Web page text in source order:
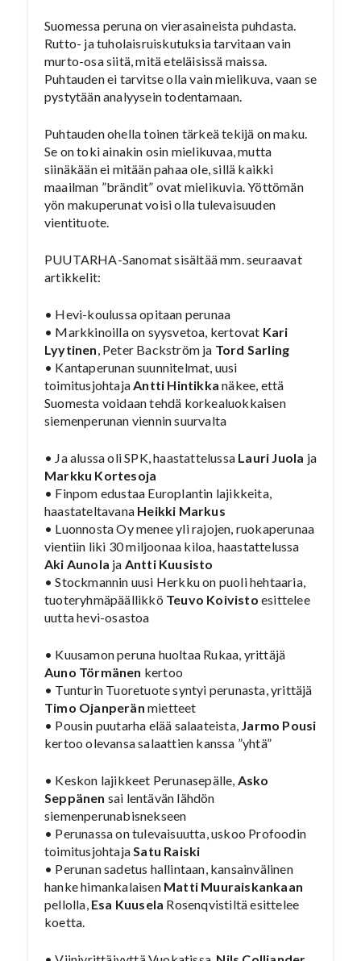
Suomessa peruna on vierasaineista puhdasta.
Rutto- ja tuholaisruiskutuksia tarvitaan vain
murto-osa siitä, mitä eteläisissä maissa.
Puhtauden ei tarvitse olla vain mielikuva, vaan se
pystytään analyysein todentamaan.
Puhtauden ohella toinen tärkeä tekijä on maku.
Se on toki ainakin osin mielikuvaa, mutta
siinäkään ei mitään pahaa ole, sillä kaikki
maailman ”brändit” ovat mielikuvia. Yöttömän
yön makuperunat voisi olla tulevaisuuden
vientituote.
PUUTARHA-Sanomat sisältää mm. seuraavat
artikkelit:
• Hevi-koulussa opitaan perunaa
• Markkinoilla on syysvetoa, kertovat Kari
Lyytinen, Peter Backström ja Tord Sarling
• Kantaperunan suunnitelmat, uusi
toimitusjohtajaAntti Hintikkanäkee, että
Suomesta voidaan tehdä korkealuokkaisen
siemenperunan viennin suurvalta
• Ja alussa oli SPK, haastattelussa Lauri Juola ja
Markku Kortesoja
• Finpom edustaa Europlantin lajikkeita,
haastateltavana Heikki Markus
• Luonnosta Oy menee yli rajojen, ruokaperunaa
vientiin liki 30 miljoonaa kiloa, haastattelussa
Aki Aunola ja Antti Kuusisto
• Stockmannin uusi Herkku on puoli hehtaaria,
tuoteryhmäpäällikkö Teuvo Koivisto esittelee
uutta hevi-osastoa
• Kuusamon peruna huoltaa Rukaa, yrittäjä
Auno Törmänen kertoo
• Tunturin Tuoretuote syntyi perunasta, yrittäjä
Timo Ojanperän mietteet
• Pousin puutarha elää salaateista, Jarmo Pousi
kertoo olevansa salaattien kanssa ”yhtä”
• Keskon lajikkeet Perunasepälle, Asko
Seppänen sai lentävän lähdön
siemenperunabisnekseen
• Perunassa on tulevaisuutta, uskoo Profoodin
toimitusjohtajaSatu Raiski
• Perunan sadetus hallintaan, kansainvälinen
hanke himankalaisen Matti Muuraiskankaan
pellolla, Esa Kuusela Rosenqvistiltä esittelee
koetta.